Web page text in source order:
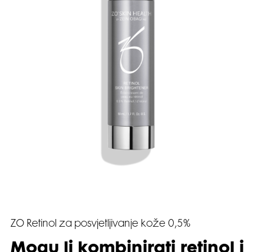
ZO Retinol za posvjetljivanje kože 0,5%